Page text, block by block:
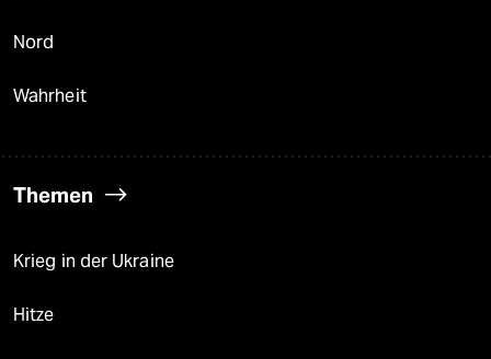
Nord
Wahrheit
Themen
Krieg in der Ukraine
Hitze